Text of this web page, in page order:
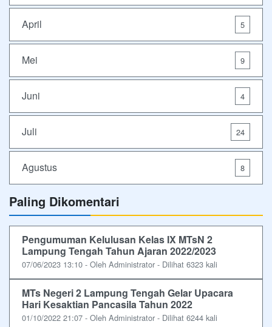
April 5
Mei 9
Juni 4
Juli 24
Agustus 8
Paling Dikomentari
Pengumuman Kelulusan Kelas IX MTsN 2
Lampung Tengah Tahun Ajaran 2022/2023
07/06/2023 13:10 - Oleh Administrator - Dilihat 6323 kali
MTs Negeri 2 Lampung Tengah Gelar Upacara
Hari Kesaktian Pancasila Tahun 2022
01/10/2022 21:07 - Oleh Administrator - Dilihat 6244 kali